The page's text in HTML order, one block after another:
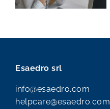
Esaedro srl
info@esaedro.com
helpcare@esaedro.com